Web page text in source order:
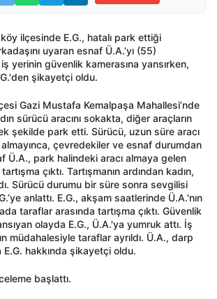
ilçesinde E.G., hatalı park ettiği
uyaran esnaf Ü.A.’yı (55)
iş yerinin güvenlik kamerasına yansırken,
şikayetçi oldu.
Gazi Mustafa Kemalpaşa Mahallesi’nde
sürücü aracını sokakta, diğer araçların
şekilde park etti. Sürücü, uzun süre aracı
çevredekiler ve esnaf durumdan
Ü.A., park halindeki aracı almaya gelen
çıktı. Tartışmanın ardından kadın,
Sürücü durumu bir süre sonra sevgilisi
anlattı. E.G., akşam saatlerinde Ü.A.'nın
taraflar arasında tartışma çıktı. Güvenlik
olayda E.G., Ü.A.'ya yumruk attı. İş
müdahalesiyle taraflar ayrıldı. Ü.A., darp
hakkında şikayetçi oldu.
başlattı.